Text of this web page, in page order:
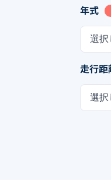
年式
選択
走行距
選択